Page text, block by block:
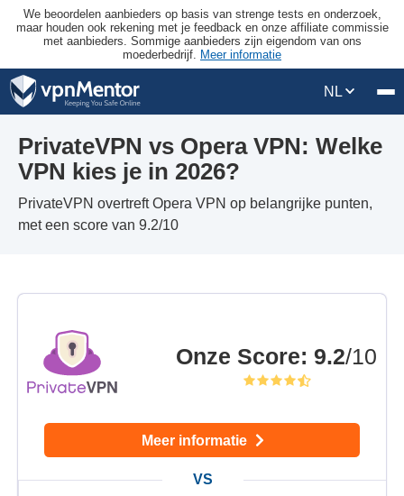
We beoordelen aanbieders op basis van strenge tests en onderzoek,
maar houden ook rekening met je feedback en onze affiliate commissie
met aanbieders. Sommige aanbieders zijn eigendom van ons
moederbedrijf. Meer informatie
NL
PrivateVPN vs Opera VPN: Welke
VPN kies je in 2026?
PrivateVPN overtreft Opera VPN op belangrijke punten,
met een score van 9.2/10
Onze Score: 9.2/10
Meer informatie